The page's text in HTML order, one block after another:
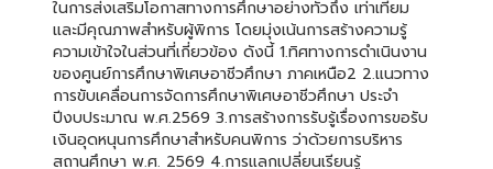
ในการส่งเสริมโอกาสทางการศึกษาอย่างทั่วถึง เท่าเทียม
และมีคุณภาพสำหรับผู้พิการ โดยมุ่งเน้นการสร้างความรู้
ความเข้าใจในส่วนที่เกี่ยวข้อง ดังนี้ 1.ทิศทางการดำเนินงาน
ของศูนย์การศึกษาพิเศษอาชีวศึกษา ภาคเหนือ2 2.แนวทาง
การขับเคลื่อนการจัดการศึกษาพิเศษอาชีวศึกษา ประจำ
ปีงบประมาณ พ.ศ.2569 3.การสร้างการรับรู้เรื่องการขอรับ
เงินอุดหนุนการศึกษาสำหรับคนพิการ ว่าด้วยการบริหาร
สถานศึกษา พ.ศ. 2569 4.การแลกเปลี่ยนเรียนรู้